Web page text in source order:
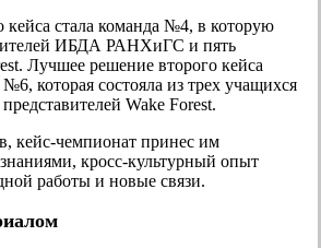
кейса стала команда №4, в которую
ИБДА РАНХиГС и пять
Лучшее решение второго кейса
которая состояла из трех учащихся
Wake Forest.
кейс-чемпионат принес им
кросс-культурный опыт
работы и новые связи.